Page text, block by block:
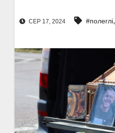
СЕР 17, 2024 #полеглі,